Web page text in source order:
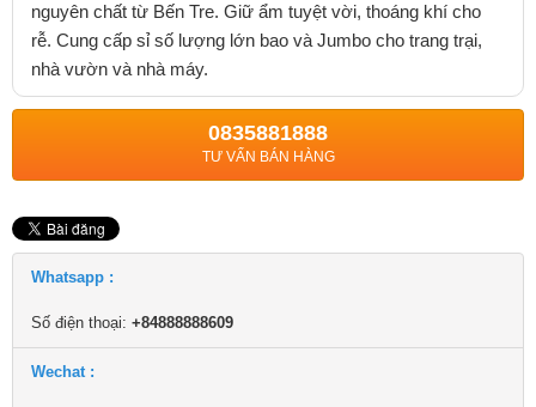
nguyên chất từ Bến Tre. Giữ ẩm tuyệt vời, thoáng khí cho
rễ. Cung cấp sỉ số lượng lớn bao và Jumbo cho trang trại,
nhà vườn và nhà máy.
0835881888
TƯ VẤN BÁN HÀNG
Whatsapp :
Số điện thoại: +84888888609
Wechat :